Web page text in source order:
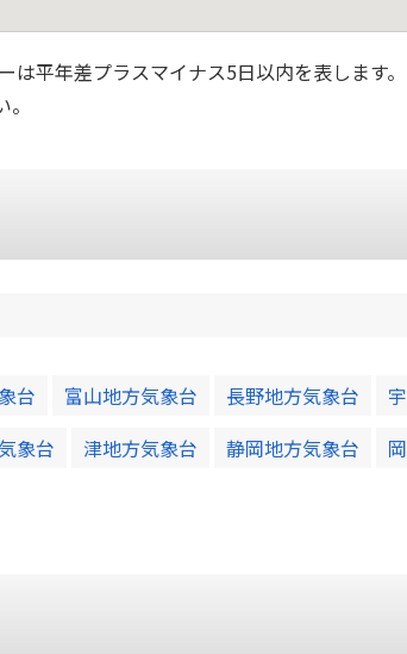
平年差プラスマイナス5日以内を表します
台 富山地方気象台 長野地方気象台
象台 津地方気象台 静岡地方気象台